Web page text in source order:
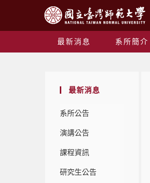
最新消息 系所簡介
最新消息
系所公告
演講公告
課程資訊
研究生公告